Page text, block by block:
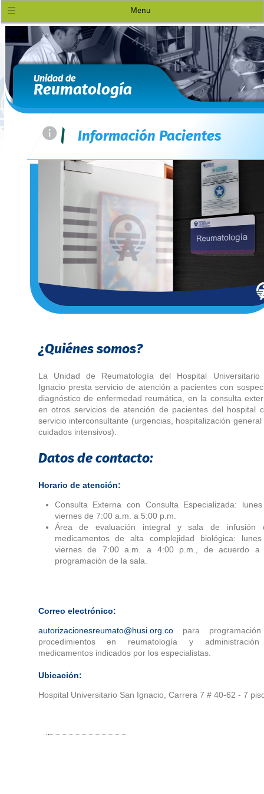
Menu
Unidad de
Reumatología
= | Información Pacientes
¿Quiénes somos?
La Unidad de Reumatología del Hospital Universitario
Ignacio presta servicio de atención a pacientes con
diagnóstico de enfermedad reumática, en la consulta
en otros servicios de atención de pacientes del hospital
servicio interconsultante (urgencias, hospitalización general
cuidados intensivos).
Datos de contacto:
Horario de atención:
Consulta Externa con Consulta Especializada:
viernes de 7:00 a.m. a 5:00 p.m.
Área de evaluación integral y sala de infusión
medicamentos de alta complejidad biológica:
viernes de 7:00 a.m. a 4:00 p.m., de acuerdo a
programación de la sala.
Correo electrónico:
autorizacionesreumato@husi.org.copara
procedimientos en reumatología y
medicamentos indicados por los especialistas.
Ubicación:
Hospital Universitario San Ignacio, Carrera 7 # 40-62 - 7